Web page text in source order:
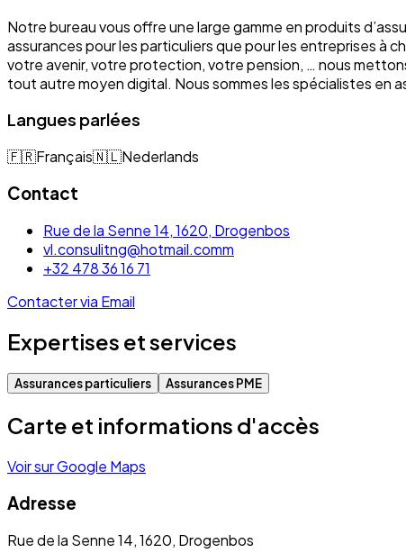
Notre bureau vous offre une large gamme en produits
assurances pour les particuliers que pour les entreprises à
votre avenir, votre protection, votre pension, … nous
tout autre moyen digital. Nous sommes les spécialistes en
Langues parlées
🇫🇷Français🇳🇱Nederlands
Contact
Rue de la Senne 14, 1620, Drogenbos
vl.consulitng@hotmail.comm
+32 478 36 16 71
Contacter via Email
Expertises et services
Assurances particuliers Assurances PME
Carte et informations d'accès
Voir sur Google Maps
Adresse
Rue de la Senne 14, 1620, Drogenbos